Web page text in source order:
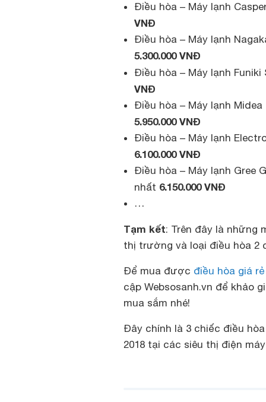
Điều hòa – Máy lạnh
VNĐ
Điều hòa – Máy lạnh
5.300.000 VNĐ
Điều hòa – Máy lạnh Funiki
VNĐ
Điều hòa – Máy lạnh Midea
5.950.000 VNĐ
Điều hòa – Máy lạnh
6.100.000 VNĐ
Điều hòa – Máy lạnh Gree
nhất 6.150.000 VNĐ
…
Tạm kết: Trên đây là những
thị trường và loại điều hòa 2
Để mua được điều hòa giá rẻ
cập Websosanh.vn để khảo
mua sắm nhé!
Đây chính là 3 chiếc điều
2018 tại các siêu thị điện